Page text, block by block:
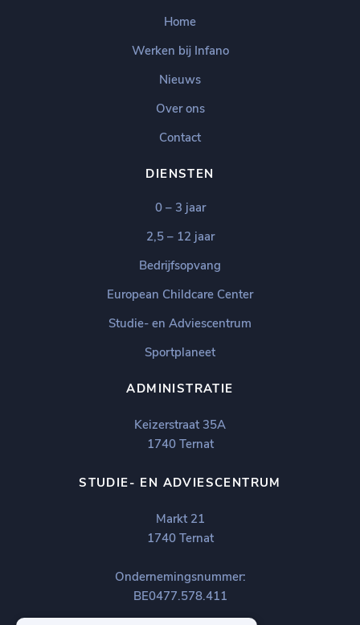
Home
Werken bij Infano
Nieuws
Over ons
Contact
DIENSTEN
0 – 3 jaar
2,5 – 12 jaar
Bedrijfsopvang
European Childcare Center
Studie- en Adviescentrum
Sportplaneet
ADMINISTRATIE
Keizerstraat 35A
1740 Ternat
STUDIE- EN ADVIESCENTRUM
Markt 21
1740 Ternat
Ondernemingsnummer:
BE0477.578.411